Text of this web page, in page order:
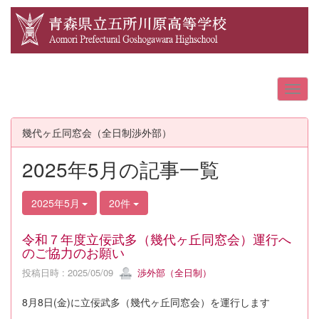
幾代ヶ丘同窓会（全日制渉外部）
2025年5月の記事一覧
2025年5月 20件
令和７年度立佞武多（幾代ヶ丘同窓会）運行へ
のご協力のお願い
投稿日時 : 2025/05/09 渉外部（全日制）
8月8日(金)に立佞武多（幾代ヶ丘同窓会）を運行します